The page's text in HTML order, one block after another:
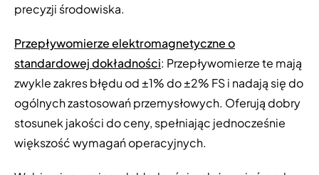
precyzji środowiska.
Przepływomierze elektromagnetyczne o
standardowej dokładności: Przepływomierze te mają
zwykle zakres błędu od ±1% do ±2% FS i nadają się do
ogólnych zastosowań przemysłowych. Oferują dobry
stosunek jakości do ceny, spełniając jednocześnie
większość wymagań operacyjnych.